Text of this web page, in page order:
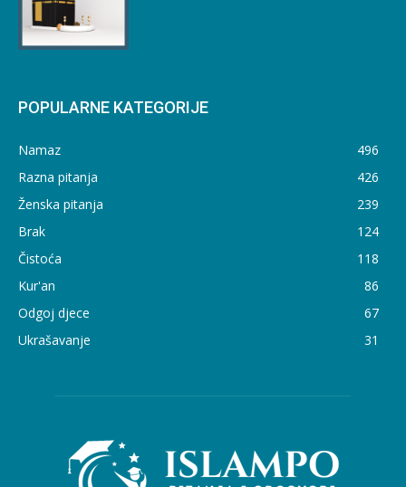
POPULARNE KATEGORIJE
Namaz
496
Razna pitanja
426
Ženska pitanja
239
Brak
124
Čistoća
118
Kur'an
86
Odgoj djece
67
Ukrašavanje
31